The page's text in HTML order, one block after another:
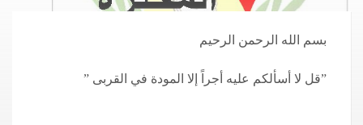
بسم الله الرحمن الرحيم
” قل لا أسألكم عليه أجراً إلا المودة في القربى”